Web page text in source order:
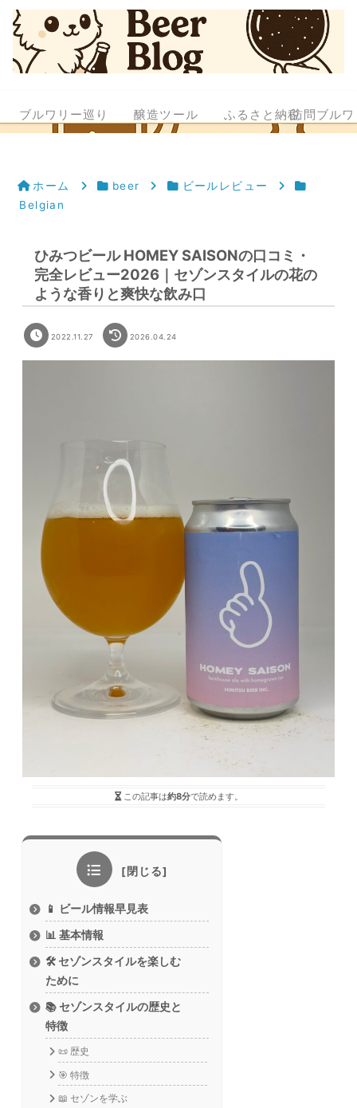
ブルワリー巡り 醸造ツール ふるさと納税訪問ブル
ホーム beer
ビールレビュー
Belgian
ひみつビール HOMEY SAISONの口コミ・
完全レビュー2026｜セゾンスタイルの花の
ような香りと爽快な飲み口
2022.11.27 2026.04.24
この記事は約8分で読めます。
📱 ビール情報早見表
📊 基本情報
🛠️ セゾンスタイルを楽しむ
ために
📚 セゾンスタイルの歴史と
特徴
📜 歴史
🎯 特徴
📖 セゾンを学ぶ